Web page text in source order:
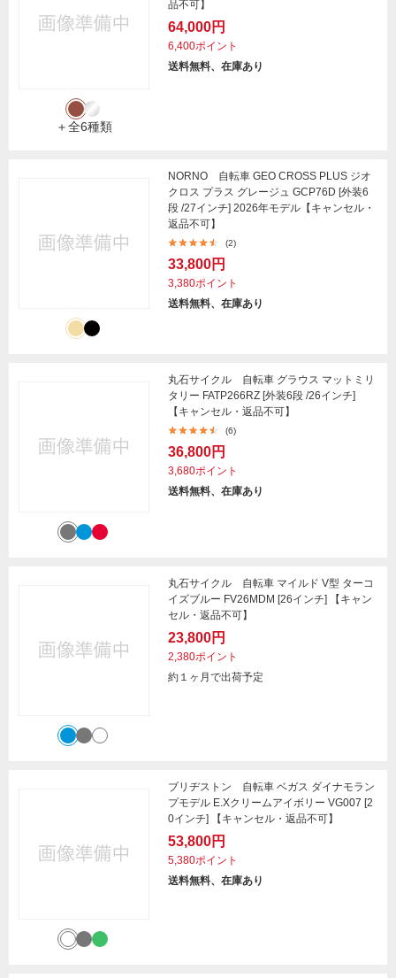
＋全6種類
品不可】
64,000円
6,400ポイント
送料無料、在庫あり
NORNO 自転車 GEO CROSS PLUS ジオ
クロス プラス グレージュ GCP76D [外装6
段 /27インチ] 2026年モデル【キャンセル・
返品不可】
(2)
33,800円
3,380ポイント
送料無料、在庫あり
丸石サイクル 自転車 グラウス マットミリ
タリー FATP266RZ [外装6段 /26インチ]
【キャンセル・返品不可】
(6)
36,800円
3,680ポイント
送料無料、在庫あり
丸石サイクル 自転車 マイルド V型 ターコ
イズブルー FV26MDM [26インチ] 【キャン
セル・返品不可】
23,800円
2,380ポイント
約１ヶ月で出荷予定
ブリヂストン 自転車 ベガス ダイナモラン
プモデル E.Xクリームアイボリー VG007 [2
0インチ] 【キャンセル・返品不可】
53,800円
5,380ポイント
送料無料、在庫あり